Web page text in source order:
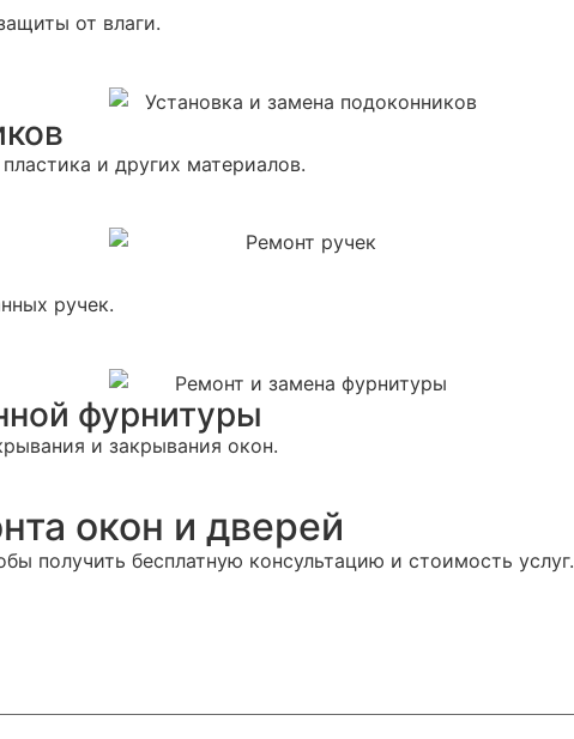
от влаги.
и других материалов.
ручек.
фурнитуры
и закрывания окон.
окон и дверей
получить бесплатную консультацию и стоимость услуг.